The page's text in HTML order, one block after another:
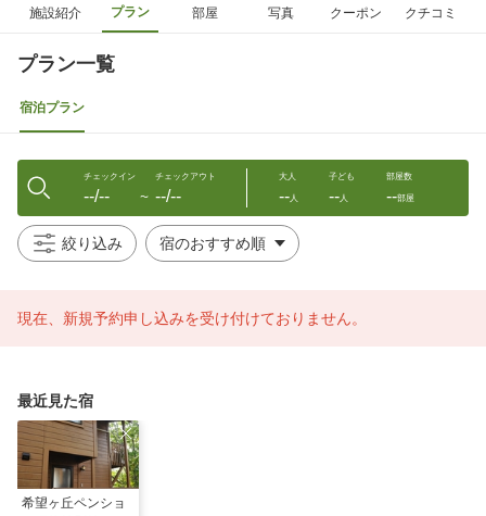
施設紹介 プラン 部屋 写真 クーポン クチコミ
プラン一覧
宿泊プラン
チェックイン
--/-- 〜
チェックアウト
--/--
大人
--人
子ども
--人
部屋数
--部屋
絞り込み
現在、新規予約申し込みを受け付けておりません。
最近見た宿
希望ヶ丘ペンショ